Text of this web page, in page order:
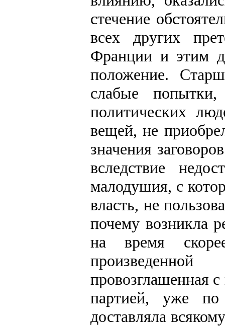
стечение
всех других
Франции и этим
положение.
слабые
политических
вещей, не
значения
вследствие
малодушия, с
власть, не
почему возникла
на время
провозглашенная
партией, уже по
доставляла